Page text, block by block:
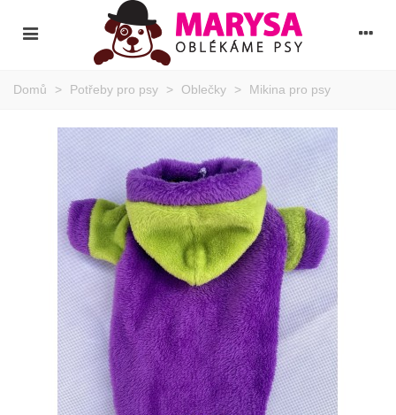
Domů > Potřeby pro psy > Oblečky > Mikina pro psy